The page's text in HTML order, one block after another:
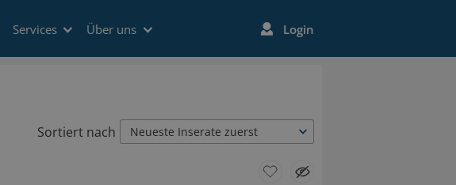
Services Über uns Login
Sortiert nach Neueste Inserate zuerst